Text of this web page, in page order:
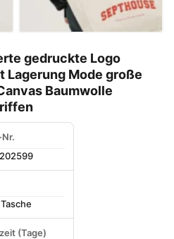
gedruckte Logo
Mode große
Baumwolle
202599
Tasche
(Tage)